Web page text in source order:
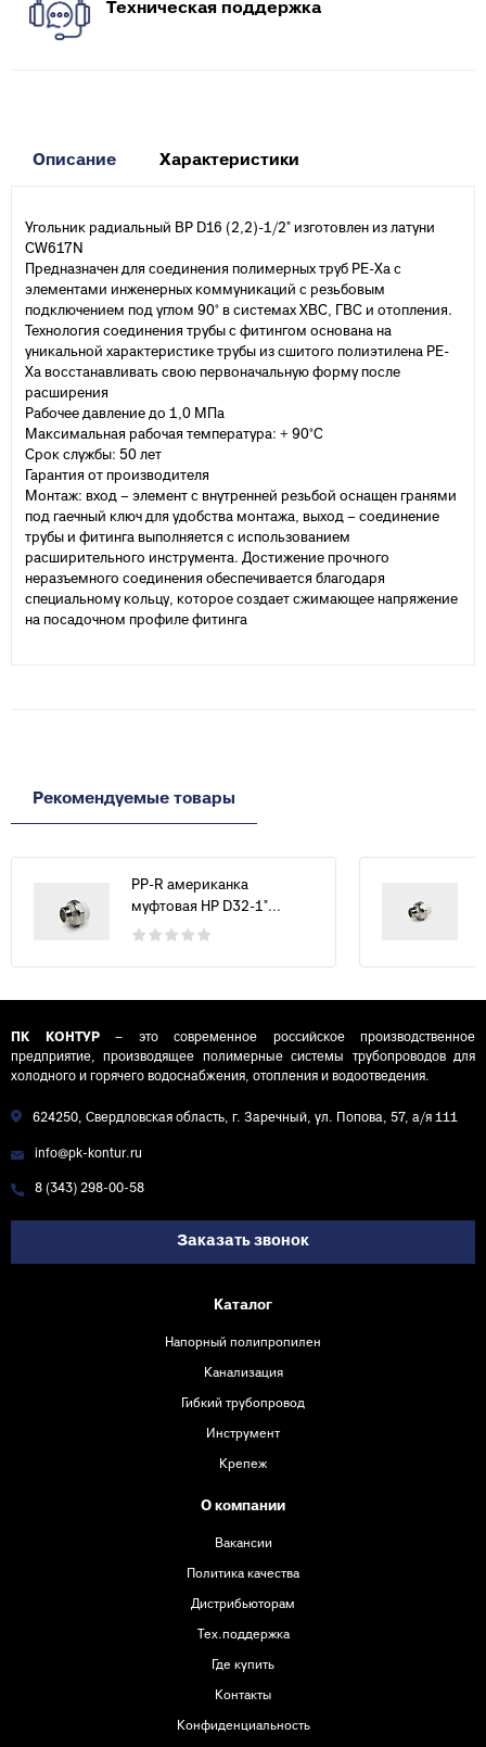
Техническая поддержка
Описание Характеристики
Угольник радиальный ВР D16 (2,2)-1/2" изготовлен из латуни
CW617N
Предназначен для соединения полимерных труб PE-Xа с
элементами инженерных коммуникаций с резьбовым
подключением под углом 90° в системах ХВС, ГВС и отопления.
Технология соединения трубы с фитингом основана на
уникальной характеристике трубы из сшитого полиэтилена PE-
Xa восстанавливать свою первоначальную форму после
расширения
Рабочее давление до 1,0 МПа
Максимальная рабочая температура: + 90°С
Срок службы: 50 лет
Гарантия от производителя
Монтаж: вход – элемент с внутренней резьбой оснащен гранями
под гаечный ключ для удобства монтажа, выход – соединение
трубы и фитинга выполняется с использованием
расширительного инструмента. Достижение прочного
неразъемного соединения обеспечивается благодаря
специальному кольцу, которое создает сжимающее напряжение
на посадочном профиле фитинга
Рекомендуемые товары
PP-R американка
муфтовая НР D32-1"...
ПК КОНТУР– это современное российское производственное
предприятие, производящее полимерные системы трубопроводов для
холодного и горячего водоснабжения, отопления и водоотведения.
624250, Свердловская область, г. Заречный, ул. Попова, 57, а/я 111
info@pk-kontur.ru
8 (343) 298-00-58
Заказать звонок
Каталог
Напорный полипропилен
Канализация
Гибкий трубопровод
Инструмент
Крепеж
О компании
Вакансии
Политика качества
Дистрибьюторам
Тех.поддержка
Где купить
Контакты
Конфиденциальность